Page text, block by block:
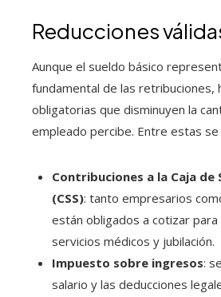
Reducciones
Aunque el sueldo básico
fundamental de las retribuciones,
obligatorias que disminuyen la
empleado percibe. Entre estas se
Contribuciones a la Caja de
(CSS): tanto empresarios
están obligados a cotizar
servicios médicos y jubilación.
Impuesto sobre ingresos:
salario y las deducciones